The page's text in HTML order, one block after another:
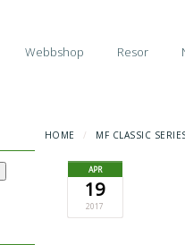
Webbshop Resor
HOME / MF CLASSIC
APR
19
2017